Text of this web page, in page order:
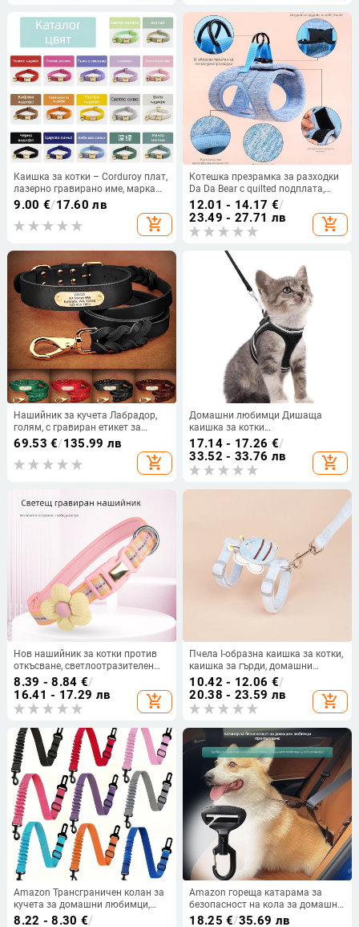
Каишка за котки – Corduroy плат,
лазерно гравирано име, марка
Thousand Years Old
9.00 €/17.60 лв
add_shopping_cart
Котешка презрамка за разходки
Da Da Bear с quilted подплата,
подходяща за котки
12.01 - 14.17 €/
23.49 - 27.71 лв
add_shopping_cart
Нашийник за кучета Лабрадор,
голям, с гравиран етикет за
кучета, против изгубване,
нашийник за кучета за малки и
средни кучета
69.53 €/135.99 лв
add_shopping_cart
Домашни любимци Дишаща
каишка за котки
Светлоотразителна каишка
против откъсване за разходка с
котки Въже за теглене на котки
Малка каишка за кучета
17.14 - 17.26 €/
33.52 - 33.76 лв
add_shopping_cart
Нов нашийник за котки против
откъсване, светлоотразителен
нашийник против изгубване на
котка, регулируем среден
нашийник за домашни любимци
8.39 - 8.84 €/
16.41 - 17.29 лв
add_shopping_cart
Пчела I-образна каишка за котки,
каишка за гърди, домашни
любимци, каишка за котки, въже
за ходене, гърди, гръб, на едро
10.42 - 12.06 €/
20.38 - 23.59 лв
add_shopping_cart
Amazon Трансграничен колан за
кучета за домашни любимци,
удебелен найлонов еластичен
8.22 - 8.30 €/
Amazon гореща катарама за
безопасност на кола за домашни
любимци, катарама за
18.25 €/35.69 лв